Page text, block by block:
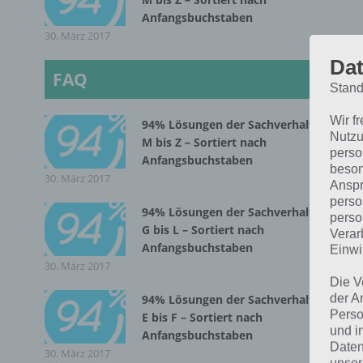
Anfangsbuchstaben
30. März 2017
FAQ
94% Lösungen der Sachverhalte
M bis Z – Sortiert nach
Anfangsbuchstaben
30. März 2017
94% Lösungen der Sachverhalte
G bis L – Sortiert nach
Anfangsbuchstaben
30. März 2017
94% Lösungen der Sachverhalte
E bis F – Sortiert nach
Anfangsbuchstaben
30. März 2017
Wir
Die
der
und